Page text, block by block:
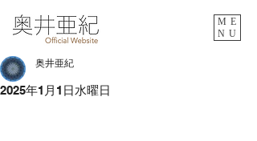
ME
NU
2025年1月1日水曜日
奥井亜紀